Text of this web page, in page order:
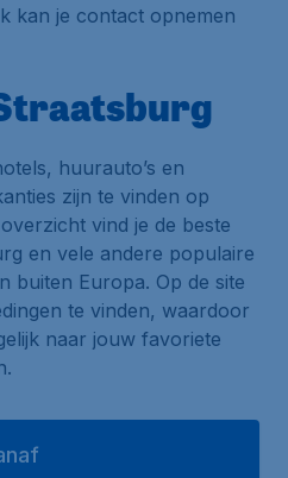
kan je contact opnemen
huurauto’s en
zijn te vinden op
vind je de beste
en vele andere populaire
buiten Europa. Op de site
te vinden, waardoor
naar jouw favoriete